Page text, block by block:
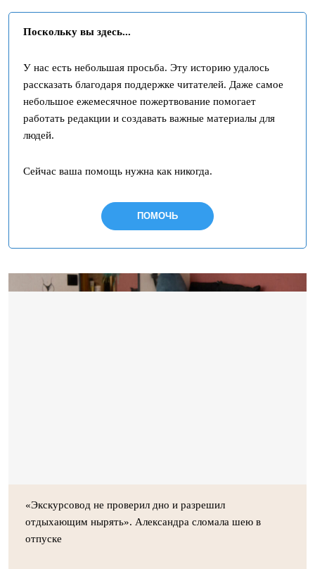
Поскольку вы здесь...
У нас есть небольшая просьба. Эту историю удалось
рассказать благодаря поддержке читателей. Даже самое
небольшое ежемесячное пожертвование помогает
работать редакции и создавать важные материалы для
людей.
Сейчас ваша помощь нужна как никогда.
ПОМОЧЬ
«Экскурсовод не проверил дно и разрешил
отдыхающим нырять». Александра сломала шею в
отпуске